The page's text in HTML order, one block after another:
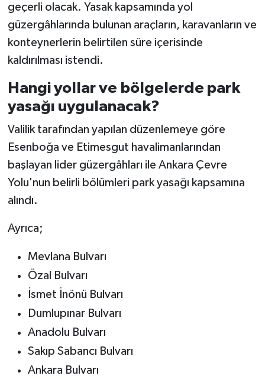
geçerli olacak. Yasak kapsamında yol
güzergâhlarında bulunan araçların, karavanların ve
konteynerlerin belirtilen süre içerisinde
kaldırılması istendi.
Hangi yollar ve bölgelerde park
yasağı uygulanacak?
Valilik tarafından yapılan düzenlemeye göre
Esenboğa ve Etimesgut havalimanlarından
başlayan lider güzergâhları ile Ankara Çevre
Yolu'nun belirli bölümleri park yasağı kapsamına
alındı.
Ayrıca;
Mevlana Bulvarı
Özal Bulvarı
İsmet İnönü Bulvarı
Dumlupınar Bulvarı
Anadolu Bulvarı
Sakıp Sabancı Bulvarı
Ankara Bulvarı